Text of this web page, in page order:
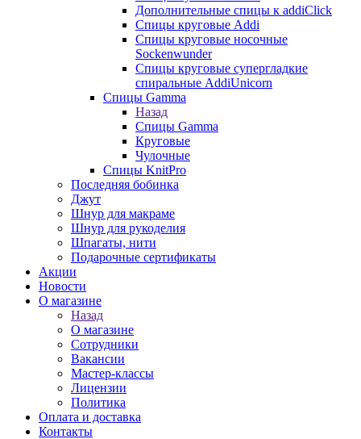
Дополнительные спицы к addiClick
Спицы круговые Addi
Спицы круговые носочные
Sockenwunder
Спицы круговые супергладкие
спиральные AddiUnicorn
Спицы Gamma
Назад
Спицы Gamma
Круговые
Чулочные
Спицы KnitPro
Последняя бобинка
Джут
Шнур для макраме
Шнур для рукоделия
Шпагаты, нити
Подарочные сертификаты
Акции
Новости
О магазине
Назад
О магазине
Сотрудники
Вакансии
Мастер-классы
Лицензии
Политика
Оплата и доставка
Контакты